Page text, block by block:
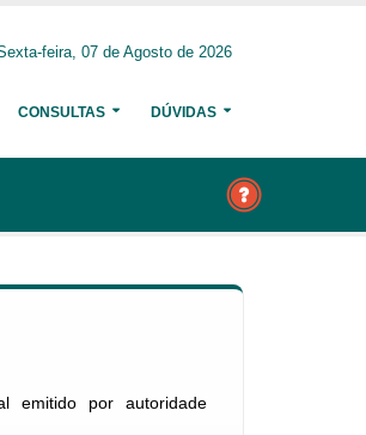
feira, 07 de Agosto de 2026
CONSULTAS DÚVIDAS
emitido por autoridade